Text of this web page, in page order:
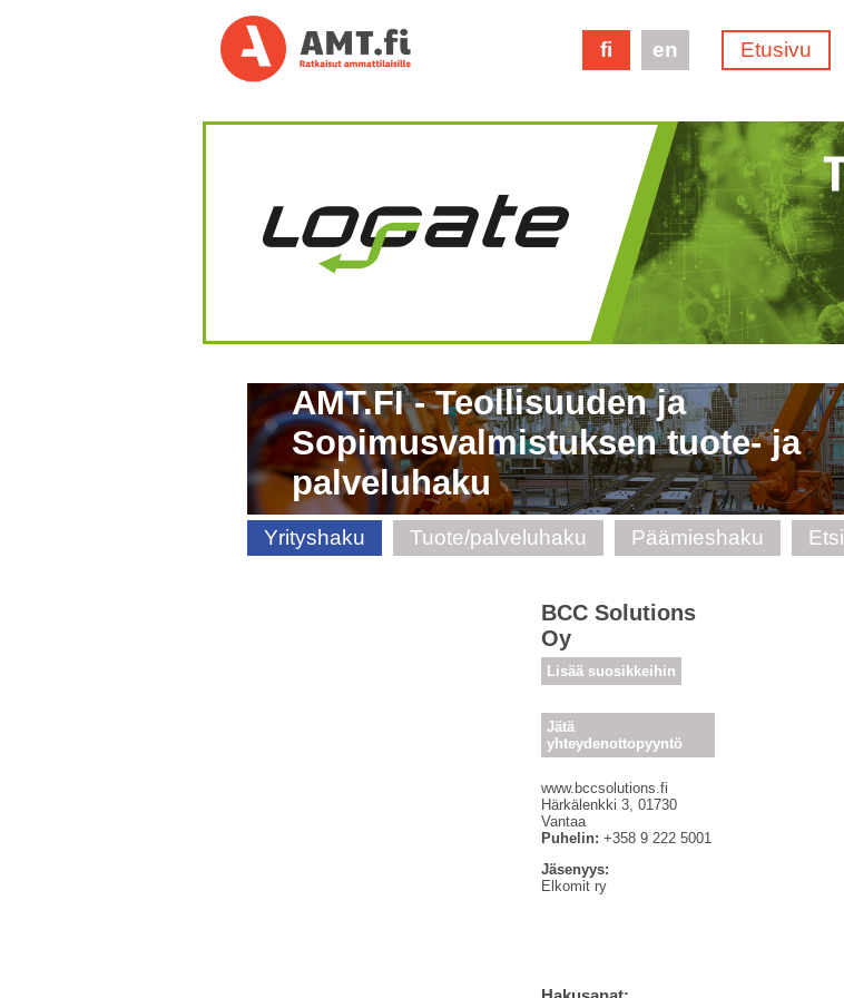
Etusivu
fi en
AMT.FI - Teollisuuden ja
Sopimusvalmistuksen tuote- ja
palveluhaku
Yrityshaku Tuote/palveluhaku Päämieshaku Etsi
BCC Solutions
Oy
Lisää suosikkeihin
Jätä
yhteydenottopyyntö
www.bccsolutions.fi
Härkälenkki 3 01730
Vantaa
Puhelin: +358 9 222 5001
Jäsenyys:
Elkomit ry